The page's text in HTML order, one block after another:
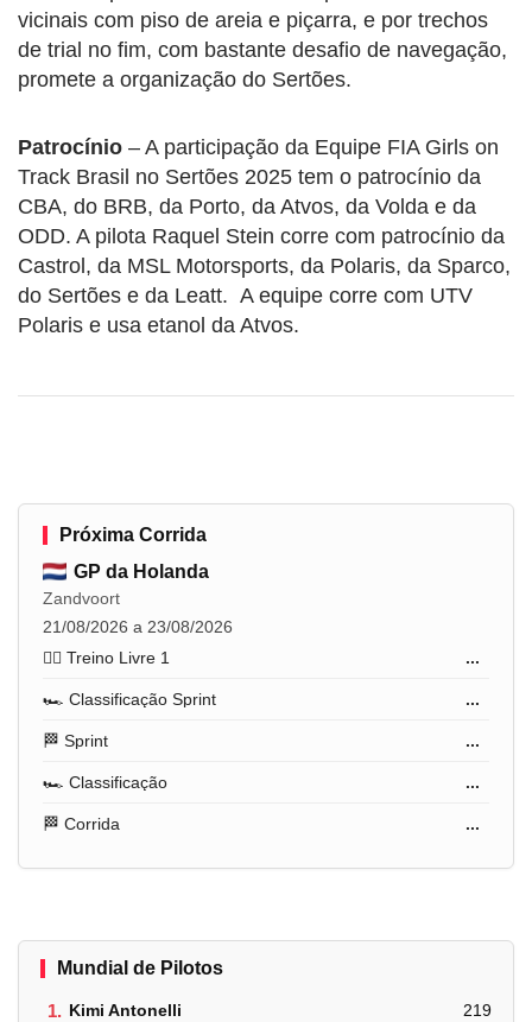
vicinais com piso de areia e piçarra, e por trechos
de trial no fim, com bastante desafio de navegação,
promete a organização do Sertões.
Patrocínio – A participação da Equipe FIA Girls on
Track Brasil no Sertões 2025 tem o patrocínio da
CBA, do BRB, da Porto, da Atvos, da Volda e da
ODD. A pilota Raquel Stein corre com patrocínio da
Castrol, da MSL Motorsports, da Polaris, da Sparco,
do Sertões e da Leatt. A equipe corre com UTV
Polaris e usa etanol da Atvos.
Próxima Corrida
GP da Holanda
Zandvoort
21/08/2026 a 23/08/2026
🏋️‍♂️ Treino Livre 1
...
🏎️ Classificação Sprint ...
🏁 Sprint ...
🏎️ Classificação ...
🏁 Corrida ...
Mundial de Pilotos
1. Kimi Antonelli 219